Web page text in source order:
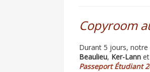
Copyroom
Durant 5 jours, notre
Beaulieu, Ker-Lann
Passeport Étudiant